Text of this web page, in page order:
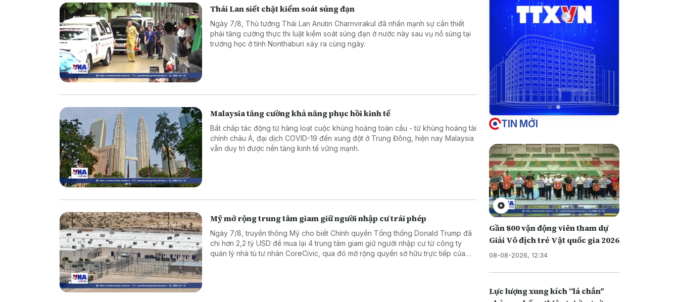
Thái Lan siết chặt kiểm soát súng đạn
Ngày 7/8, Thủ tướng Thái Lan Anutin Charnvirakul đã nhấn mạnh sự cần thiết
phải tăng cường thực thi luật kiểm soát súng đạn ở nước này sau vụ nổ súng tại
trường học ở tỉnh Nonthaburi xảy ra cùng ngày.
Malaysia tăng cường khả năng phục hồi kinh tế
Bất chấp tác động từ hàng loạt cuộc khủng hoảng toàn cầu - từ khủng hoảng tài
chính châu Á, đại dịch COVID-19 đến xung đột ở Trung Đông, hiện nay Malaysia
vẫn duy trì được nền tảng kinh tế vững mạnh.
Mỹ mở rộng trung tâm giam giữ người nhập cư trái phép
Ngày 7/8, truyền thông Mỹ cho biết Chính quyền Tổng thống Donald Trump đã
chi hơn 2,2 tỷ USD để mua lại 4 trung tâm giam giữ người nhập cư từ công ty
quản lý nhà tù tư nhân CoreCivic, qua đó mở rộng quyền sở hữu trực tiếp của
TIN MỚI
Gần 800 vận động viên tham dự
Giải Vô địch trẻ Vật quốc gia 2026
08-08-2026, 12:34
Lực lượng xung kích “lá chắn”